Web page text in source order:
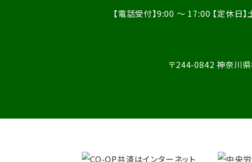
【電話受付】9:00 ～ 17:00 【定休日
〒244-0842 神奈川